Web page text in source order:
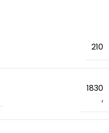
210
1830
,